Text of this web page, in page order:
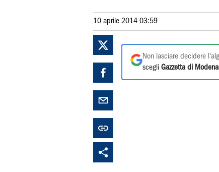
10 aprile 2014 03:59
Non lasciare decidere
scegli Gazzetta di Modena